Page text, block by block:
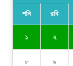
শনি রবি
১ ২
৮ ৯